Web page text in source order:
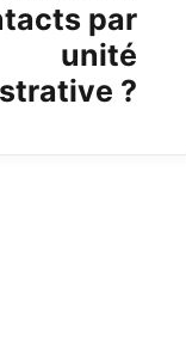
par
unité
?